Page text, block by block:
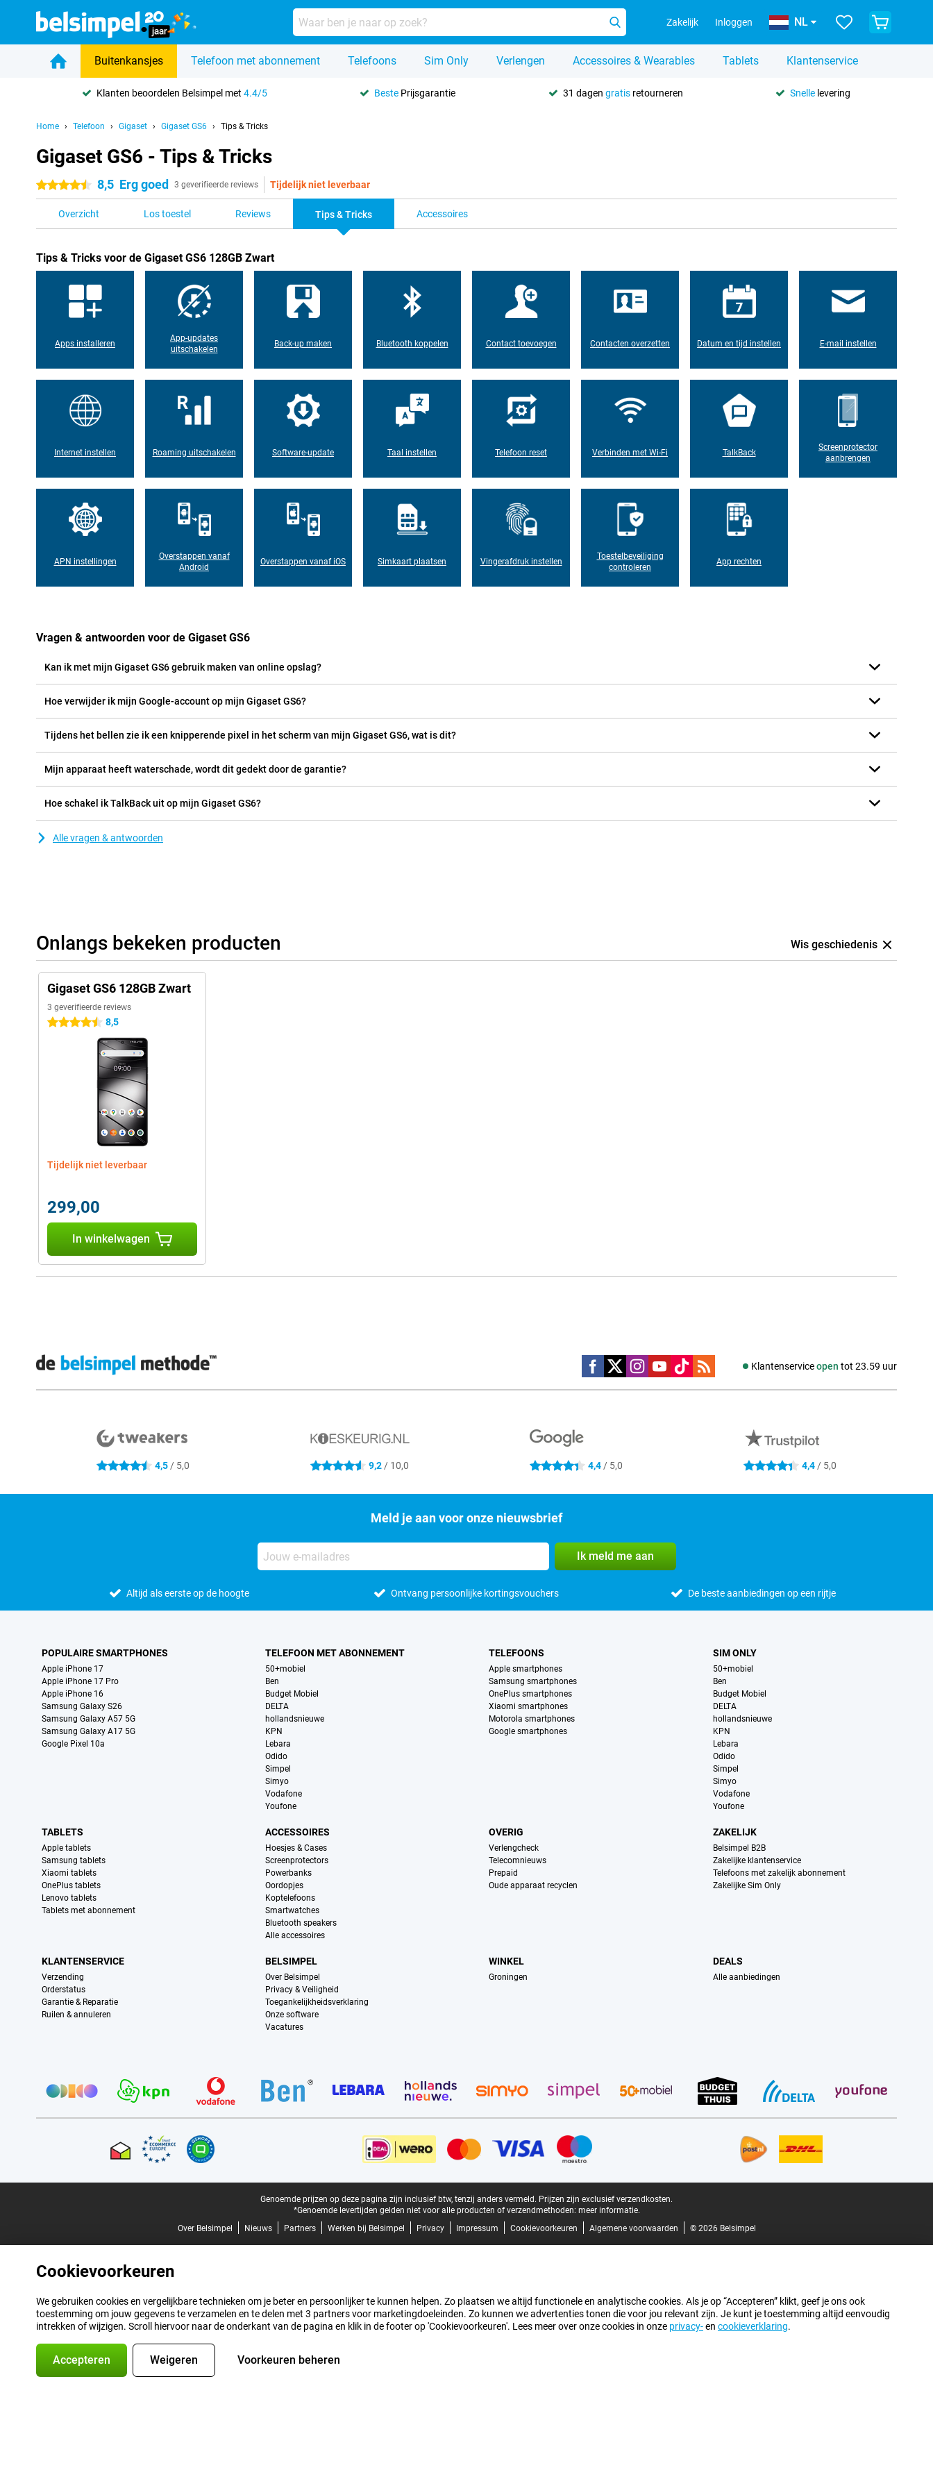
Zakelijk Inloggen NL
Buitenkansjes Telefoon met abonnement Telefoons Sim Only Verlengen Accessoires & Wearables Tablets Klantenservice
Klanten beoordelen Belsimpel met4.4/5 Beste Prijsgarantie 31 dagen gratisretourneren Snellelevering
Home Telefoon Gigaset Gigaset GS6 Tips & Tricks
Gigaset GS6 - Tips & Tricks
4.5 sterren 8,5 Erg goed 3 geverifieerde reviews Tijdelijk niet leverbaar
Overzicht Los toestel Reviews Tips & Tricks Accessoires
Tips & Tricks voor de Gigaset GS6 128GB Zwart
Apps installeren
App-updates
uitschakelen
Back-up maken Bluetooth koppelen Contact toevoegen Contacten overzetten Datum en tijd instellen E-mail instellen
Internet instellen Roaming uitschakelen Software-update Taal instellen Telefoon reset Verbinden met Wi-Fi TalkBack
Screenprotector
aanbrengen
APN instellingen
Overstappen vanaf
Android
Overstappen vanaf iOS Simkaart plaatsen Vingerafdruk instellen
Toestelbeveiliging
controleren
App rechten
Vragen & antwoorden voor de Gigaset GS6
Kan ik met mijn Gigaset GS6 gebruik maken van online opslag?
Hoe verwijder ik mijn Google-account op mijn Gigaset GS6?
Tijdens het bellen zie ik een knipperende pixel in het scherm van mijn Gigaset GS6, wat is dit?
Mijn apparaat heeft waterschade, wordt dit gedekt door de garantie?
Hoe schakel ik TalkBack uit op mijn Gigaset GS6?
Alle vragen & antwoorden
Onlangs bekeken producten Wis geschiedenis
Gigaset GS6 128GB Zwart
3 geverifieerde reviews
4.5 sterren 8,5
Tijdelijk niet leverbaar
299,00
In winkelwagen
Klantenserviceopen tot 23.59 uur
Social media
4.5 sterren 4,5/ 5,0 4.6 sterren 9,2/ 10,0 4.4 sterren 4,4 / 5,0 4.4 sterren 4,4 / 5,0
Meld je aan voor onze nieuwsbrief
Ik meld me aan
Altijd als eerste op de hoogte Ontvang persoonlijke kortingsvouchers De beste aanbiedingen op een rijtje
POPULAIRE SMARTPHONES
Apple iPhone 17
Apple iPhone 17 Pro
Apple iPhone 16
Samsung Galaxy S26
Samsung Galaxy A57 5G
Samsung Galaxy A17 5G
Google Pixel 10a
TELEFOON MET ABONNEMENT
50+mobiel
Ben
Budget Mobiel
DELTA
hollandsnieuwe
KPN
Lebara
Odido
Simpel
Simyo
Vodafone
Youfone
TELEFOONS
Apple smartphones
Samsung smartphones
OnePlus smartphones
Xiaomi smartphones
Motorola smartphones
Google smartphones
SIM ONLY
50+mobiel
Ben
Budget Mobiel
DELTA
hollandsnieuwe
KPN
Lebara
Odido
Simpel
Simyo
Vodafone
Youfone
TABLETS
Apple tablets
Samsung tablets
Xiaomi tablets
OnePlus tablets
Lenovo tablets
Tablets met abonnement
ACCESSOIRES
Hoesjes & Cases
Screenprotectors
Powerbanks
Oordopjes
Koptelefoons
Smartwatches
Bluetooth speakers
Alle accessoires
OVERIG
Verlengcheck
Telecomnieuws
Prepaid
Oude apparaat recyclen
ZAKELIJK
Belsimpel B2B
Zakelijke klantenservice
Telefoons met zakelijk abonnement
Zakelijke Sim Only
KLANTENSERVICE
Verzending
Orderstatus
Garantie & Reparatie
Ruilen & annuleren
BELSIMPEL
Over Belsimpel
Privacy & Veiligheid
Toegankelijkheidsverklaring
Onze software
Vacatures
WINKEL
Groningen
DEALS
Alle aanbiedingen
Genoemde prijzen op deze pagina zijn inclusief btw, tenzij anders vermeld. Prijzen zijn exclusief verzendkosten.
*Genoemde levertijden gelden niet voor alle producten of verzendmethoden: meer informatie.
Over Belsimpel
Nieuws Partners Werken bij Belsimpel Privacy Impressum Cookievoorkeuren Algemene voorwaarden © 2026 Belsimpel
Cookievoorkeuren
We gebruiken cookies en vergelijkbare technieken om je beter en persoonlijker te kunnen helpen. Zo plaatsen we altijd functionele en analytische cookies. Als je op “Accepteren” klikt, geef je ons ook
toestemming om jouw gegevens te verzamelen en te delen met 3 partners voor marketingdoeleinden. Zo kunnen we advertenties tonen die voor jou relevant zijn. Je kunt je toestemming altijd eenvoudig
intrekken of wijzigen. Scroll hiervoor naar de onderkant van de pagina en klik in de footer op 'Cookievoorkeuren'. Lees meer over onze cookies in onze privacy-en cookieverklaring.
Accepteren Weigeren Voorkeuren beheren